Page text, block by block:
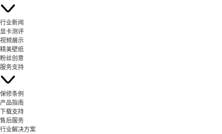
行业新闻
显卡测评
视频展示
精美壁纸
粉丝创意
服务支持
保修条例
产品指南
下载支持
售后服务
行业解决方案